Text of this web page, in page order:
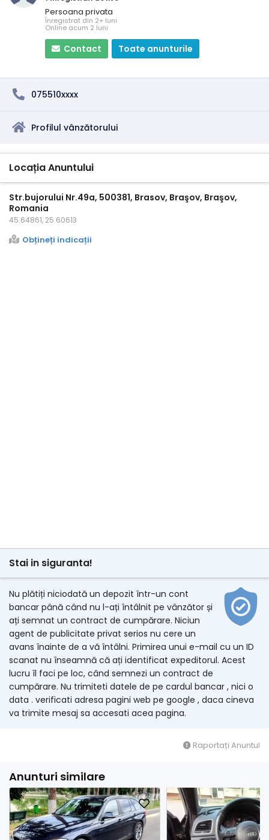
Persoana privata
Înregistrat din 2+ luni
Online acum 2 luni
Contact Toate anunturile
075510xxxx
Profilul vânzătorului
Locația Anuntului
Str.bujorului Nr.49a, 500381, Brasov, Braşov, Braşov,
Romania
45.64861, 25.60613
Obțineți indicații
Stai in siguranta!
Nu plătiți niciodată un depozit într-un cont
bancar până când nu l-ați întâlnit pe vânzător și
ați semnat un contract de cumpărare. Niciun
agent de publicitate privat serios nu cere un
avans înainte de a vă întâlni. Primirea unui e-mail cu un ID
scanat nu înseamnă că ați identificat expeditorul. Acest
lucru îl faci pe loc, când semnezi un contract de
cumpărare. Nu trimiteti datele de pe cardul bancar , nici o
data . verificati adresa pagini web pe google , daca cineva
va trimite mesaj sa accesati acea pagina.
Raportați Anuntul
Anunturi similare